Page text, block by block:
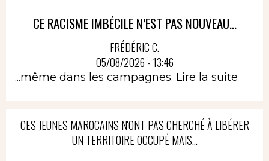
CE RACISME IMBÉCILE N’EST PAS NOUVEAU...
FRÉDÉRIC C.
05/08/2026 - 13:46
...même dans les campagnes. Lire la suite
CES JEUNES MAROCAINS N'ONT PAS CHERCHÉ À LIBÉRER
UN TERRITOIRE OCCUPÉ MAIS...